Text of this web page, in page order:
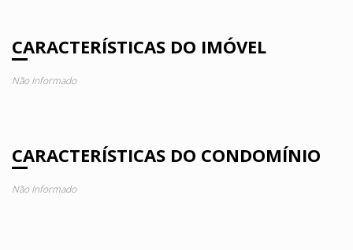
CARACTERÍSTICAS DO IMÓVEL
Não Informado
CARACTERÍSTICAS DO CONDOMÍNIO
Não Informado